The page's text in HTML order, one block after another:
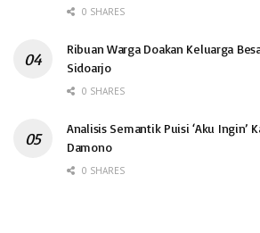
0 SHARES
Ribuan Warga Doakan Keluarga
Sidoarjo
0 SHARES
Analisis Semantik Puisi ‘Aku Ingin’
Damono
0 SHARES